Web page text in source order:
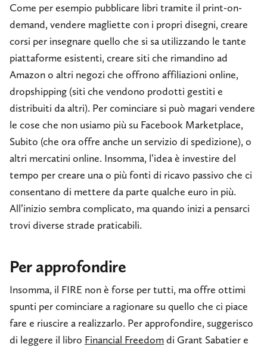
Come per esempio pubblicare libri tramite il print-on-
demand, vendere magliette con i propri disegni, creare
corsi per insegnare quello che si sa utilizzando le tante
piattaforme esistenti, creare siti che rimandino ad
Amazon o altri negozi che offrono affiliazioni online,
dropshipping (siti che vendono prodotti gestiti e
distribuiti da altri). Per cominciare si può magari vendere
le cose che non usiamo più su Facebook Marketplace,
Subito (che ora offre anche un servizio di spedizione), o
altri mercatini online. Insomma, l’idea è investire del
tempo per creare una o più fonti di ricavo passivo che ci
consentano di mettere da parte qualche euro in più.
All’inizio sembra complicato, ma quando inizi a pensarci
trovi diverse strade praticabili.
Per approfondire
Insomma, il FIRE non è forse per tutti, ma offre ottimi
spunti per cominciare a ragionare su quello che ci piace
fare e riuscire a realizzarlo. Per approfondire, suggerisco
di leggere il libro Financial Freedomdi Grant Sabatier e